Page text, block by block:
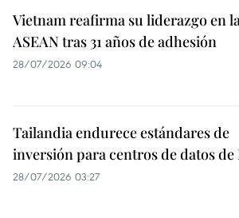
Vietnam reafirma su liderazgo en
ASEAN tras 31 años de adhesión
28/07/2026 09:04
Tailandia endurece estándares de
inversión para centros de datos de
28/07/2026 03:27